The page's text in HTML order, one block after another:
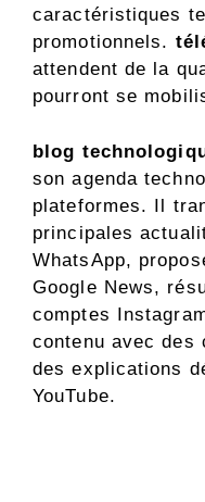
caractéristiques
promotionnels.
attendent de la
pourront se
blog
son agenda
plateformes. Il
principales
WhatsApp,
Google News,
comptes
contenu avec des
des explications
YouTube.